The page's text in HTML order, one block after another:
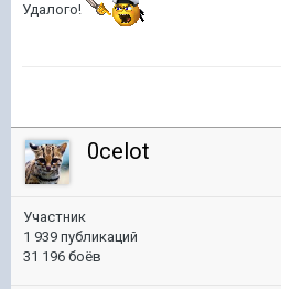
Удалого!
0celot
Участник
1 939 публикаций
31 196 боёв